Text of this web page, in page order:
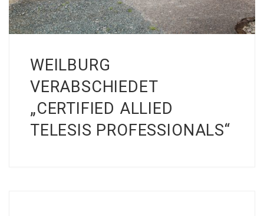
WEILBURG
VERABSCHIEDET
„CERTIFIED ALLIED
TELESIS PROFESSIONALS“